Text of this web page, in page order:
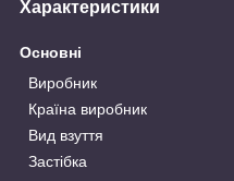
Характеристики
Основні
Виробник
Країна виробник
Вид взуття
Застібка